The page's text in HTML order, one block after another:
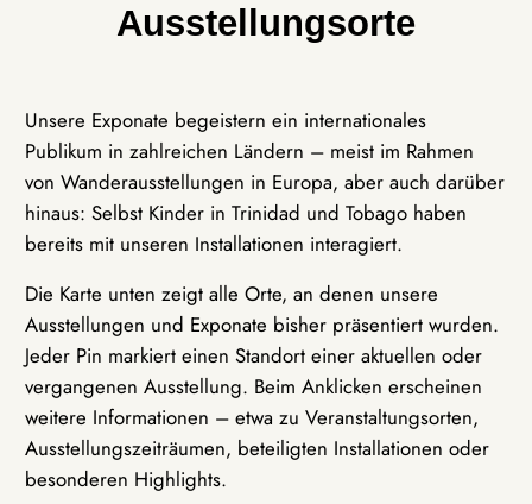
Ausstellungsorte
Unsere Exponate begeistern ein internationales
Publikum in zahlreichen Ländern – meist im Rahmen
von Wanderausstellungen in Europa, aber auch darüber
hinaus: Selbst Kinder in Trinidad und Tobago haben
bereits mit unseren Installationen interagiert.
Die Karte unten zeigt alle Orte, an denen unsere
Ausstellungen und Exponate bisher präsentiert wurden.
Jeder Pin markiert einen Standort einer aktuellen oder
vergangenen Ausstellung. Beim Anklicken erscheinen
weitere Informationen – etwa zu Veranstaltungsorten,
Ausstellungszeiträumen, beteiligten Installationen oder
besonderen Highlights.